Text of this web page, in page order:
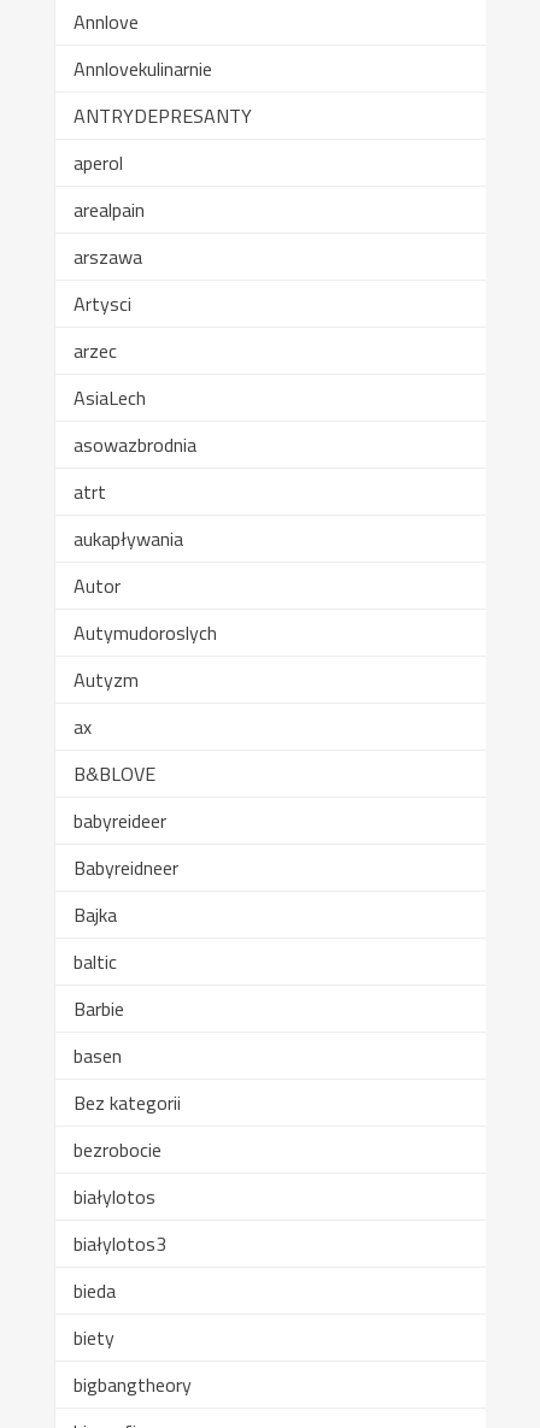
Annlove
Annlovekulinarnie
ANTRYDEPRESANTY
aperol
arealpain
arszawa
Artysci
arzec
AsiaLech
asowazbrodnia
atrt
aukapływania
Autor
Autymudoroslych
Autyzm
ax
B&BLOVE
babyreideer
Babyreidneer
Bajka
baltic
Barbie
basen
Bez kategorii
bezrobocie
białylotos
białylotos3
bieda
biety
bigbangtheory